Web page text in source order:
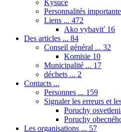
Kysuce
Personnalités
Liens ... 472
Ako vybaviť 16
Des articles ... 84
Conseil général ... 32
Komisie 10
Municipalité ... 17
déchets ... 2
Contacts ...
Personnes ... 159
Signaler les erreurs et
Poruchy
Poruchy
Les organisations ... 57